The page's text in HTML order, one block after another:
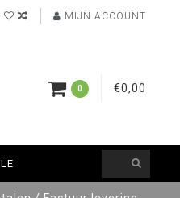
MIJN ACCOUNT
0 €0,00